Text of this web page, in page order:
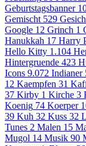
Geburtstagsbanner
Gemischt 529
Google 12 Grinch 1
Hanukkah 17 Harry
Hello Kitty 1.104
Hintergruende 423
Icons 9.072 Indianer
12 Kaempfen 31
37 Kirby 1 Kirche 3
Koenig 74 Koerper
39 Kuh 32 Kuss 32
Tunes 2 Malen 15
Mugol 14 Musik 90